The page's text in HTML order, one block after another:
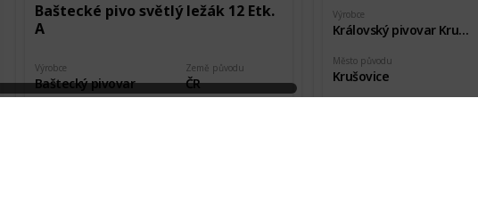
Baštecké pivo světlý ležák 12 Etk.
A
Výrobce
Baštecký pivovar
Země původu
ČR
Výrobce
Královský pivovar Krušovice
Město původu
Krušovice